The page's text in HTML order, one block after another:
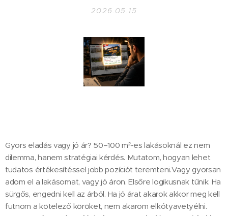
2026.05.15
Gyors eladás vagy jó ár? 50–100 m²-es lakásoknál ez nem
dilemma, hanem stratégiai kérdés. Mutatom, hogyan lehet
tudatos értékesítéssel jobb pozíciót teremteni.Vagy gyorsan
adom el a lakásomat, vagy jó áron. Elsőre logikusnak tűnik. Ha
sürgős, engedni kell az árból. Ha jó árat akarok akkor meg kell
futnom a kötelező köröket, nem akarom elkótyavetyélni.